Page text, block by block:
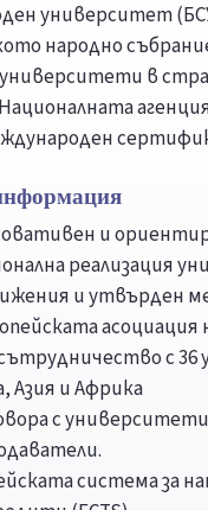
университет
народно
в
и
реализация
и утвърден
с
Азия и Африка
с
система за